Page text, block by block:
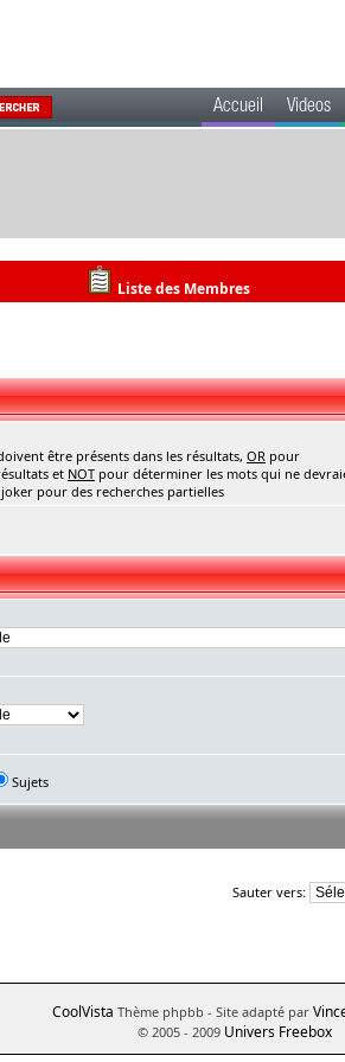
Accueil Videos
Liste des Membres
être présents dans les résultats, OR pour
et NOT pour déterminer les mots qui ne
pour des recherches partielles
Sujets
Sauter vers:
CoolVista Thème phpbb - Site adapté par
© 2005 - 2009 Univers Freebox